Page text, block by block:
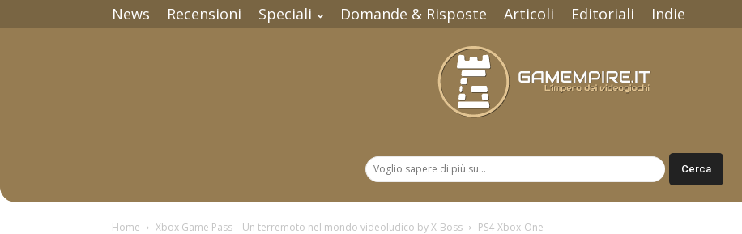
News Recensioni Speciali Domande & Risposte Articoli Editoriali Indie
Home Xbox Game Pass – Un terremoto nel mondo videoludico by X-Boss PS4-Xbox-One